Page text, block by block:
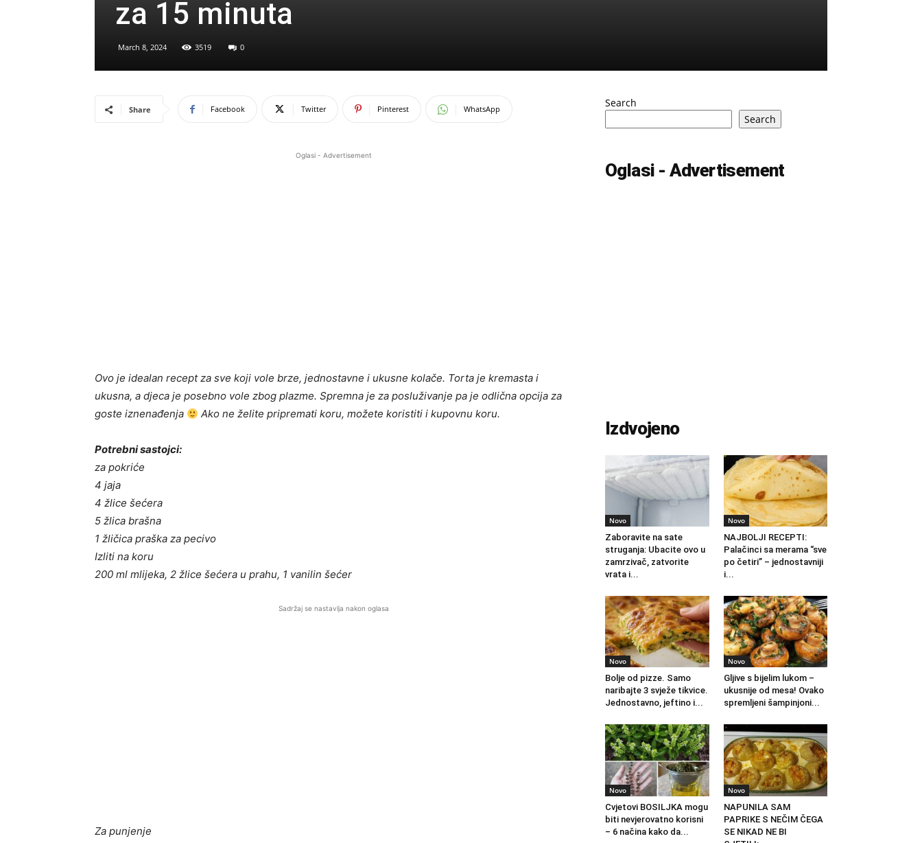
za 15 minuta
March 8, 2024 3519 0
Share Facebook Twitter Pinterest WhatsApp
Oglasi - Advertisement
Ovo je idealan recept za sve koji vole brze, jednostavne i ukusne kolače. Torta je kremasta i
ukusna, a djeca je posebno vole zbog plazme. Spremna je za posluživanje pa je odlična opcija za
goste iznenađenja
Ako ne želite pripremati koru, možete koristiti i kupovnu koru.
Potrebni sastojci:
za pokriće
4 jaja
4 žlice šećera
5 žlica brašna
1 žličica praška za pecivo
Izliti na koru
200 ml mlijeka, 2 žlice šećera u prahu, 1 vanilin šećer
Sadržaj se nastavlja nakon oglasa
Za punjenje
Search
Search
Oglasi - Advertisement
Izdvojeno
Novo
Zaboravite na sate
struganja: Ubacite ovo u
zamrzivač, zatvorite
vrata i...
Novo
NAJBOLJI RECEPTI:
Palačinci sa merama “sve
po četiri” – jednostavniji
i...
Novo
Bolje od pizze. Samo
naribajte 3 svježe tikvice.
Jednostavno, jeftino i...
Novo
Gljive s bijelim lukom –
ukusnije od mesa! Ovako
spremljeni šampinjoni...
Novo
Cvjetovi BOSILJKA mogu
biti nevjerovatno korisni
– 6 načina kako da...
Novo
NAPUNILA SAM
PAPRIKE S NEČIM ČEGA
SE NIKAD NE BI